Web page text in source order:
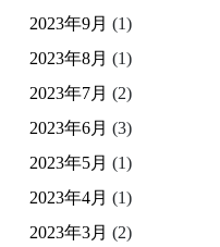
2023年9月 (1)
2023年8月 (1)
2023年7月 (2)
2023年6月 (3)
2023年5月 (1)
2023年4月 (1)
2023年3月 (2)